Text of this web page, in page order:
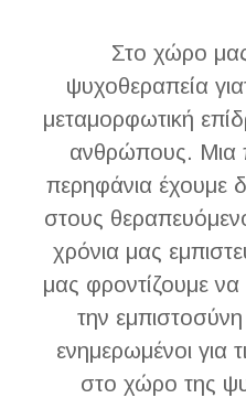
Στο χώρο
ψυχοθεραπεία
μεταμορφωτική
ανθρώπους. Μια
περηφάνια έχουμε
στους
χρόνια μας
μας φροντίζουμε
την
ενημερωμένοι για
στο χώρο της